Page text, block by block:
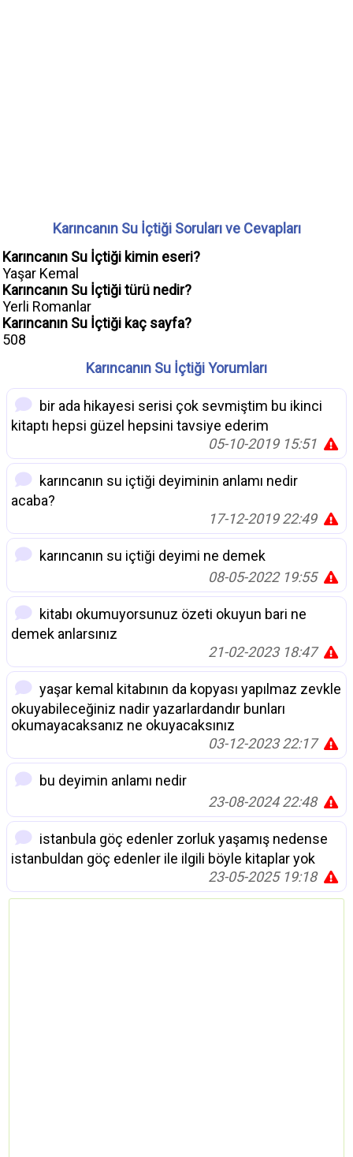
Karıncanın Su İçtiği Soruları ve Cevapları
Karıncanın Su İçtiği kimin eseri?
Yaşar Kemal
Karıncanın Su İçtiği türü nedir?
Yerli Romanlar
Karıncanın Su İçtiği kaç sayfa?
508
Karıncanın Su İçtiği Yorumları
bir ada hikayesi serisi çok sevmiştim bu ikinci
kitaptı hepsi güzel hepsini tavsiye ederim
05-10-2019 15:51
karıncanın su içtiği deyiminin anlamı nedir
acaba?
17-12-2019 22:49
karıncanın su içtiği deyimi ne demek
08-05-2022 19:55
kitabı okumuyorsunuz özeti okuyun bari ne
demek anlarsınız
21-02-2023 18:47
yaşar kemal kitabının da kopyası yapılmaz zevkle
okuyabileceğiniz nadir yazarlardandır bunları
okumayacaksanız ne okuyacaksınız
03-12-2023 22:17
bu deyimin anlamı nedir
23-08-2024 22:48
istanbula göç edenler zorluk yaşamış nedense
istanbuldan göç edenler ile ilgili böyle kitaplar yok
23-05-2025 19:18